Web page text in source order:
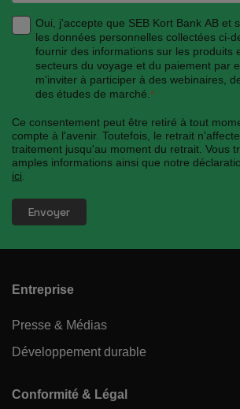
Oui, j'accepte que SEB Kort Bank AB et
les données personnelles collectées ci-
fournir des informations sur les produits
secteurs du voyage et du paiement par
m'inviter à participer à des webinaires,
des études de marché. *
Ce consentement peut être retiré à tout
compte à l'avenir. Toutefois, le retrait
traitement jusqu'au moment du retrait. Vous
amples informations ainsi que notre
ici.
Entreprise
Presse & Médias
Développement durable
Conformité & Légal